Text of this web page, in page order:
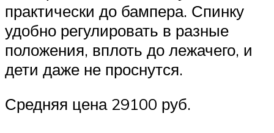
практически до бампера. Спинку
удобно регулировать в разные
положения, вплоть до лежачего, и
дети даже не проснутся.
Средняя цена 29100 руб.